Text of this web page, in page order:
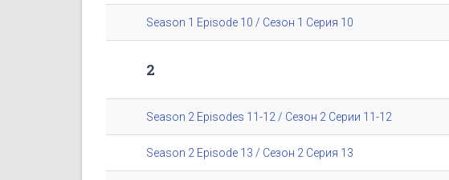
Season 1 Episode 10 / Сезон 1 Серия 10
2
Season 2 Episodes 11-12 / Сезон 2 Серии 11-12
Season 2 Episode 13 / Сезон 2 Серия 13